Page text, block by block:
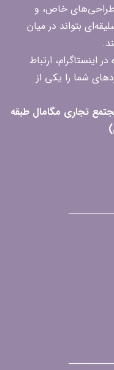
طراحی‌های خاص، و
بتواند در میان
دنبال‌کننده در اینستاگرام، ارتباط
شما را یکی از
تجاری مگامال طبقه